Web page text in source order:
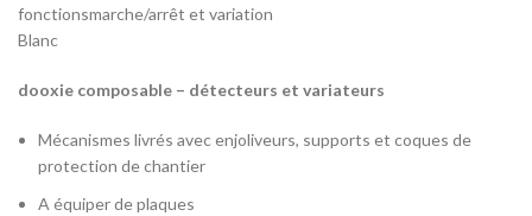
fonctionsmarche/arrêt et variation
Blanc
dooxie composable – détecteurs et variateurs
Mécanismes livrés avec enjoliveurs, supports et coques de
protection de chantier
A équiper de plaques